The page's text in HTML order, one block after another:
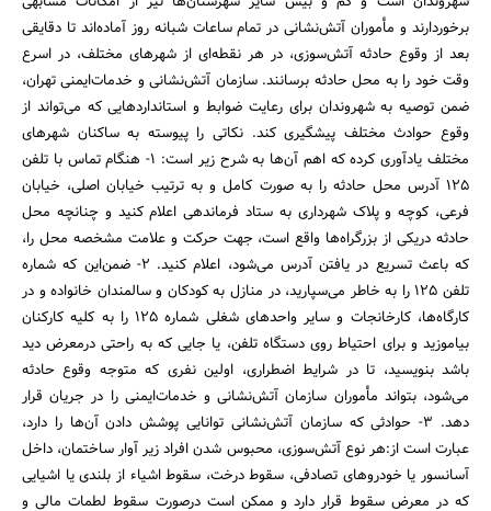
برخوردارند و مأموران آتش‌نشانی در تمام ساعات شبانه روز آماده‌اند تا دقایقی
بعد از وقوع حادثه آتش‌سوزی، در هر نقطه‌ای از شهرهای مختلف، در اسرع
وقت خود را به محل حادثه برسانند. سازمان آتش‌نشانی و خدمات‌ایمنی تهران،
‌ضمن توصیه به شهروندان برای رعایت ضوابط و استانداردهایی که می‌تواند از
وقوع حوادث مختلف پیشگیری کند. نکاتی را پیوسته به ساکنان شهرهای
مختلف یادآوری کرده که اهم آن‌ها به شرح زیر است: 1- هنگام تماس با تلفن
125 آدرس محل حادثه را به صورت کامل و به ترتیب خیابان اصلی، خیابان
فرعی، کوچه و پلاک شهرداری به ستاد فرماندهی اعلام کنید و چنانچه محل
حادثه دریکی از بزرگراه‌ها واقع است، ‌جهت حرکت و علامت مشخصه محل را،
‌که باعث تسریع در یافتن آدرس می‌شود، اعلام کنید. 2- ضمن‌این که شماره
تلفن 125 را به خاطر می‌سپارید، ‌در منازل به کودکان و سالمندان خانواده و در
کارگاه‌ها، ‌کارخانجات و سایر واحدهای شغلی شماره 125 را به کلیه کارکنان
بیاموزید و برای احتیاط روی دستگاه تلفن، یا جایی که به راحتی درمعرض دید
باشد بنویسید، تا در شرایط اضطراری، اولین نفری که متوجه وقوع حادثه
می‌شود، بتواند مأموران سازمان آتش‌نشانی و خدمات‌ایمنی را در جریان قرار
دهد. 3- حوادثی که سازمان آتش‌نشانی توانایی پوشش دادن آن‌ها را دارد،
عبارت است از:‌هر نوع آتش‌سوزی، محبوس شدن افراد زیر آوار ساختمان، داخل
آسانسور یا خودروهای تصادفی، سقوط درخت، سقوط اشیاء از بلندی یا اشیایی
که در معرض سقوط قرار دارد و ممکن است درصورت سقوط لطمات مالی و